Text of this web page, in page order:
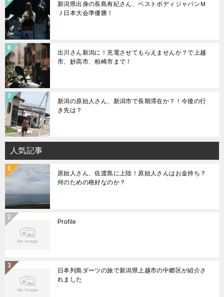
新潟県出身の長島有紀さん、ベストボディジャパンＭ
Ｊ日本大会準優勝！
出川さん新潟に！充電させてもらえませんか？で上越
市、妙高市、柏崎市まで！
新潟の原始人さん、新潟市で長期滞在か？！今後の行
き先は？
人気記事
原始人さん、佐渡島に上陸！原始人さんはお金持ち？
何のための格好なのか？
Profile
日本列島ダーツの旅で新潟県上越市の中郷区が紹介さ
れました